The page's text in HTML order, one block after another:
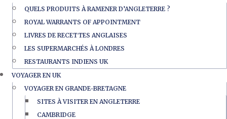
QUELS PRODUITS À RAMENER D’ANGLETERRE ?
ROYAL WARRANTS OF APPOINTMENT
LIVRES DE RECETTES ANGLAISES
LES SUPERMARCHÉS À LONDRES
RESTAURANTS INDIENS UK
VOYAGER EN UK
VOYAGER EN GRANDE-BRETAGNE
SITES À VISITER EN ANGLETERRE
CAMBRIDGE